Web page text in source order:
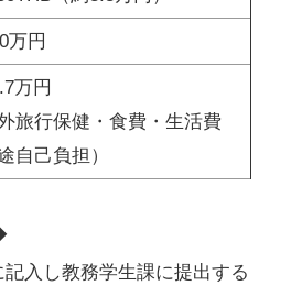
万円
万円
外旅行保健・食費・生活費
自己負担）
入し教務学生課に提出する